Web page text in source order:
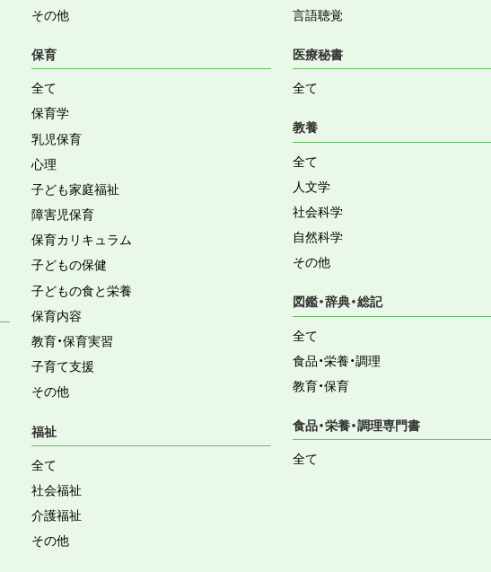
その他
保育
全て
保育学
乳児保育
心理
子ども家庭福祉
障害児保育
保育カリキュラム
子どもの保健
子どもの食と栄養
保育内容
教育・保育実習
子育て支援
その他
福祉
全て
社会福祉
介護福祉
その他
言語聴覚
医療秘書
全て
教養
全て
人文学
社会科学
自然科学
その他
図鑑・辞典・総記
全て
食品・栄養・調理
教育・保育
食品・栄養・調理専門書
全て